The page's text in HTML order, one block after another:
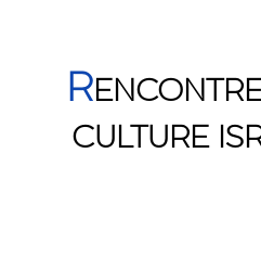
R
CULTURE